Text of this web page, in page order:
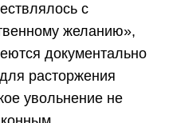
с
желанию»,
документально
расторжения
увольнение не